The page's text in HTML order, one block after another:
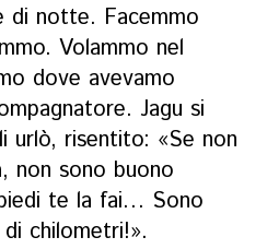
di notte. Facemmo
Volammo nel
dove avevamo
Jagu si
urlò, risentito: «Se non
non sono buono
te la fai… Sono
chilometri!».